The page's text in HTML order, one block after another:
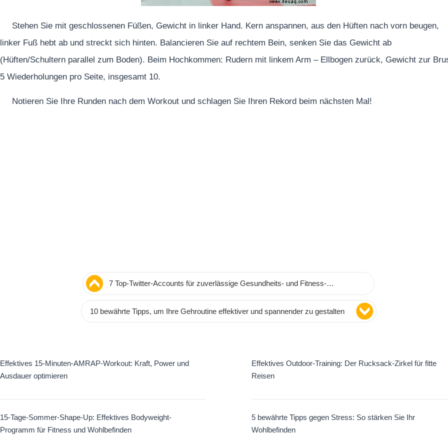
Stehen Sie mit geschlossenen Füßen, Gewicht in linker Hand. Kern anspannen, aus den Hüften nach vorn beugen,
linker Fuß hebt ab und streckt sich hinten. Balancieren Sie auf rechtem Bein, senken Sie das Gewicht ab
(Hüften/Schultern parallel zum Boden). Beim Hochkommen: Rudern mit linkem Arm – Ellbogen zurück, Gewicht zur
5 Wiederholungen pro Seite, insgesamt 10.
Notieren Sie Ihre Runden nach dem Workout und schlagen Sie Ihren Rekord beim nächsten Mal!
7 Top-Twitter-Accounts für zuverlässige Gesundheits- und Fitness-
Informationen
10 bewährte Tipps, um Ihre Gehroutine effektiver und spannender zu gestalten
Effektives 15-Minuten-AMRAP-Workout: Kraft, Power und
Ausdauer optimieren
Effektives Outdoor-Training: Der Rucksack-Zirkel für fitte
Reisen
15-Tage-Sommer-Shape-Up: Effektives Bodyweight-
Programm für Fitness und Wohlbefinden
5 bewährte Tipps gegen Stress: So stärken Sie Ihr
Wohlbefinden